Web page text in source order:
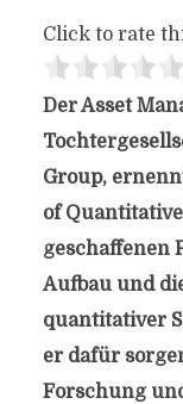
Click to rate
Der Asset
Group,
of
geschaffenen
Aufbau und
quantitativer
er dafür
Forschung